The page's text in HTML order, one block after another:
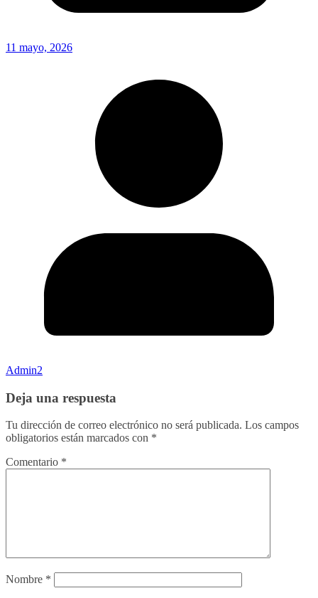
11 mayo, 2026
Admin2
Deja una respuesta
Tu dirección de correo electrónico no será publicada. Los campos
obligatorios están marcados con *
Comentario *
Nombre *